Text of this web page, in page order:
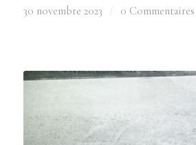
30 novembre 2023 0 Commentaires